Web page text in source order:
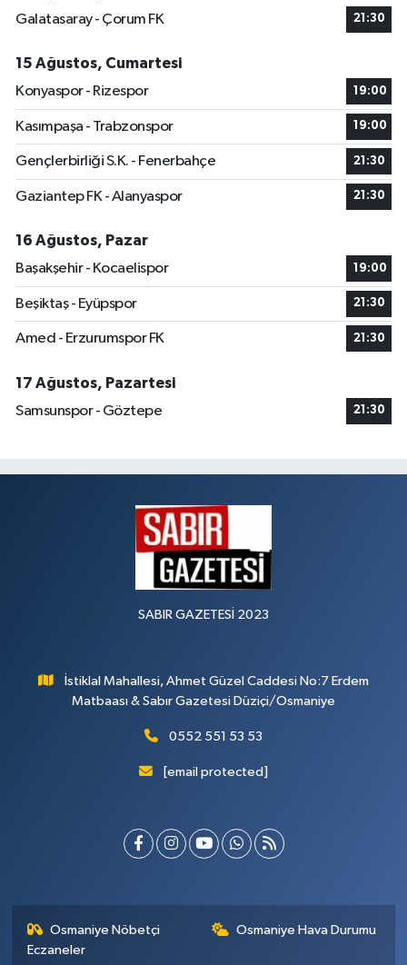
Galatasaray - Çorum FK
21:30
15 Ağustos, Cumartesi
Konyaspor - Rizespor
19:00
Kasımpaşa - Trabzonspor 19:00
Gençlerbirliği S.K. - Fenerbahçe 21:30
Gaziantep FK - Alanyaspor 21:30
16 Ağustos, Pazar
Başakşehir - Kocaelispor
19:00
Beşiktaş - Eyüpspor 21:30
Amed - Erzurumspor FK 21:30
17 Ağustos, Pazartesi
Samsunspor - Göztepe
21:30
SABIR GAZETESİ 2023
İstiklal Mahallesi, Ahmet Güzel Caddesi No:7 Erdem
Matbaası & Sabır Gazetesi Düziçi/Osmaniye
0552 551 53 53
[email protected]
Osmaniye Nöbetçi
Eczaneler
Osmaniye Hava Durumu